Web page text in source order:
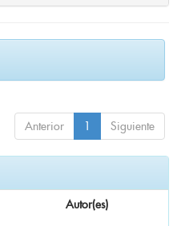
Anterior 1 Siguiente
Autor(es)